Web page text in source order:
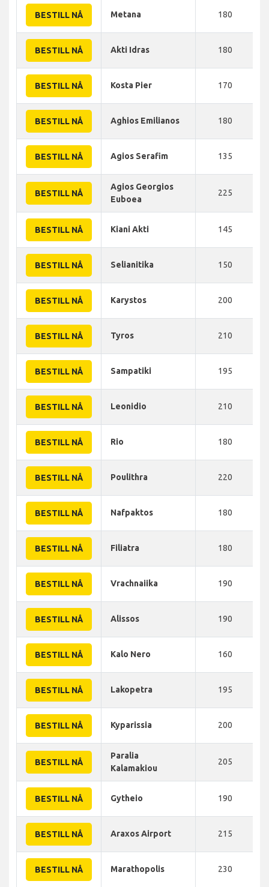
BESTILL NÅ Metana 180
BESTILL NÅ Akti Idras 180
BESTILL NÅ Kosta Pier 170
BESTILL NÅ Aghios Emilianos 180
BESTILL NÅ Agios Serafim 135
BESTILL NÅ
Agios Georgios
Euboea
225
BESTILL NÅ Kiani Akti 145
BESTILL NÅ Selianitika 150
BESTILL NÅ Karystos 200
BESTILL NÅ Tyros 210
BESTILL NÅ Sampatiki 195
BESTILL NÅ Leonidio 210
BESTILL NÅ Rio 180
BESTILL NÅ Poulithra 220
BESTILL NÅ Nafpaktos 180
BESTILL NÅ Filiatra 180
BESTILL NÅ Vrachnaiika 190
BESTILL NÅ Alissos 190
BESTILL NÅ Kalo Nero 160
BESTILL NÅ Lakopetra 195
BESTILL NÅ Kyparissia 200
BESTILL NÅ
Paralia
Kalamakiou
205
BESTILL NÅ Gytheio 190
BESTILL NÅ Araxos Airport 215
BESTILL NÅ Marathopolis 230